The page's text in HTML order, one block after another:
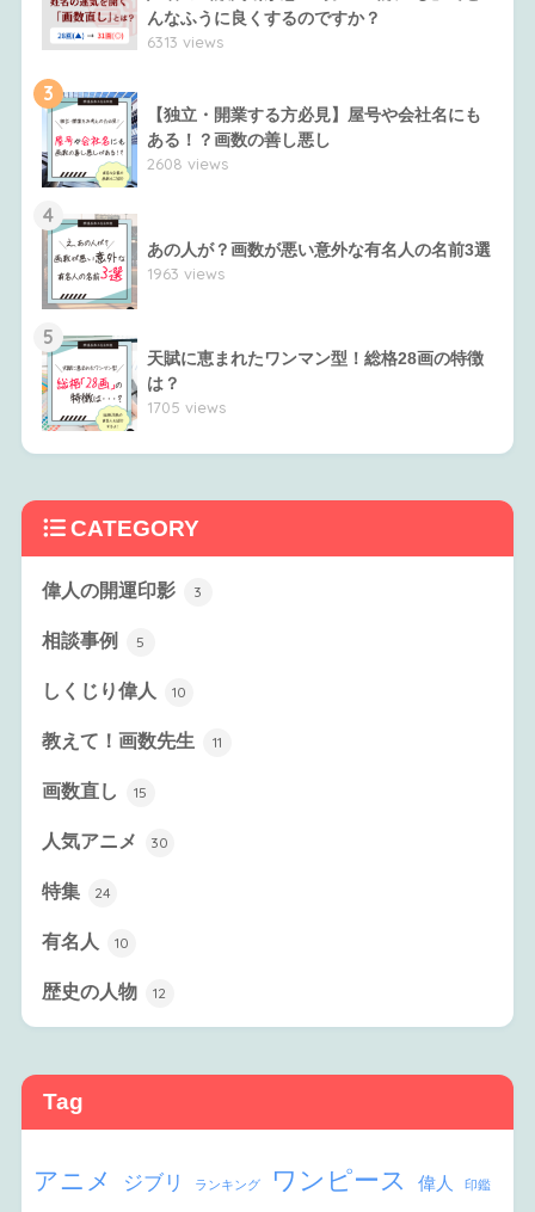
んなふうに良くするのですか？
6313 views
3
【独立・開業する方必見】屋号や会社名にも
ある！？画数の善し悪し
2608 views
4
あの人が？画数が悪い意外な有名人の名前3選
1963 views
5
天賦に恵まれたワンマン型！総格28画の特徴
は？
1705 views
CATEGORY
偉人の開運印影 3
相談事例 5
しくじり偉人 10
教えて！画数先生 11
画数直し 15
人気アニメ 30
特集 24
有名人 10
歴史の人物 12
Tag
アニメ ジブリ ランキング ワンピース 偉人 印鑑